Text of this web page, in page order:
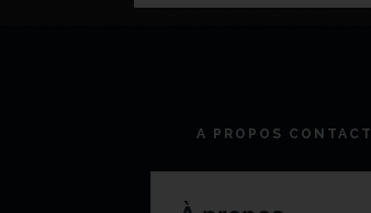
A PROPOS CONTACT